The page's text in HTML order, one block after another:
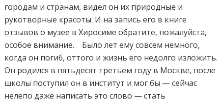
городам и странам, видел он их природные и
рукотворные красоты. И на запись его в книге
отзывов о музее в Хиросиме обратите, пожалуйста,
особое внимание. Было лет ему совсем немного,
когда он погиб, оттого и жизнь его недолго изложить.
Он родился в пятьдесят третьем году в Москве, после
школы поступил он в институт и мог бы — сейчас
нелепо даже написать это слово — стать